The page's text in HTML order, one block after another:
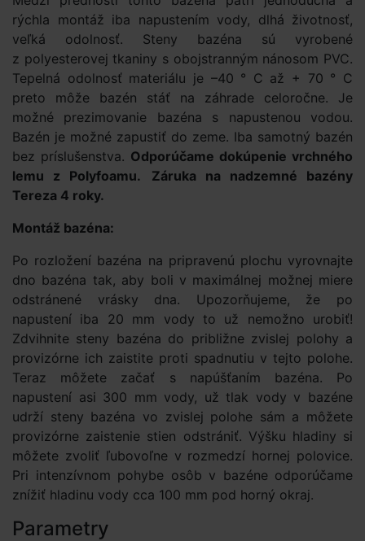
rýchla montáž iba napustením vody, dlhá životnosť,
veľká odolnosť. Steny bazéna sú vyrobené
z polyesterovej tkaniny s obojstranným nánosom PVC.
Tepelná odolnosť materiálu je –40 ° C až + 70 ° C
preto môže bazén stáť na záhrade celoročne. Je
možné prezimovanie bazéna s napustenou vodou.
Bazén je možné zapustiť do zeme. Iba samotný bazén
bez príslušenstva. Odporúčame dokúpenie vrchného
lemu z Polyfoamu.
Záruka na nadzemné bazény
Tereza 4 roky.
Montáž bazéna:
Po rozložení bazéna na pripravenú plochu vyrovnajte
dno bazéna tak, aby boli v maximálnej možnej miere
odstránené vrásky dna. Upozorňujeme, že po
napustení iba 20 mm vody to už nemožno urobiť!
Zdvihnite steny bazéna do približne zvislej polohy a
provizórne ich zaistite proti spadnutiu v tejto polohe.
Teraz môžete začať s napúšťaním bazéna. Po
napustení asi 300 mm vody, už tlak vody v bazéne
udrží steny bazéna vo zvislej polohe sám a môžete
provizórne zaistenie stien odstrániť. Výšku hladiny si
môžete zvoliť ľubovoľne v rozmedzí hornej polovice.
Pri intenzívnom pohybe osôb v bazéne odporúčame
znížiť hladinu vody cca 100 mm pod horný okraj.
Parametry